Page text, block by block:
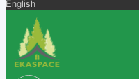
English